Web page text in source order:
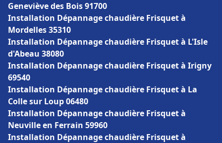
Geneviève des Bois 91700
Installation Dépannage chaudière Frisquet à
Mordelles 35310
Installation Dépannage chaudière Frisquet à L'Isle
d'Abeau 38080
Installation Dépannage chaudière Frisquet à Irigny
69540
Installation Dépannage chaudière Frisquet à La
Colle sur Loup 06480
Installation Dépannage chaudière Frisquet à
Neuville en Ferrain 59960
Installation Dépannage chaudière Frisquet à